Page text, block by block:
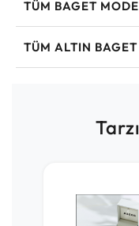
TÜM BAGET
TÜM ALTIN